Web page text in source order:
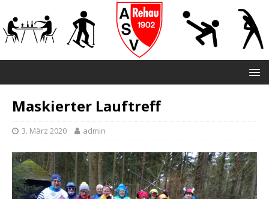
Maskierter Lauftreff
3. März 2020 admin